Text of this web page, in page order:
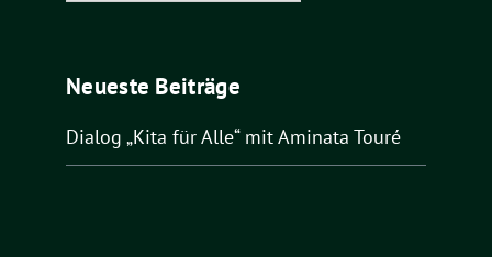
Neueste Beiträge
Dialog „Kita für Alle“ mit Aminata Touré